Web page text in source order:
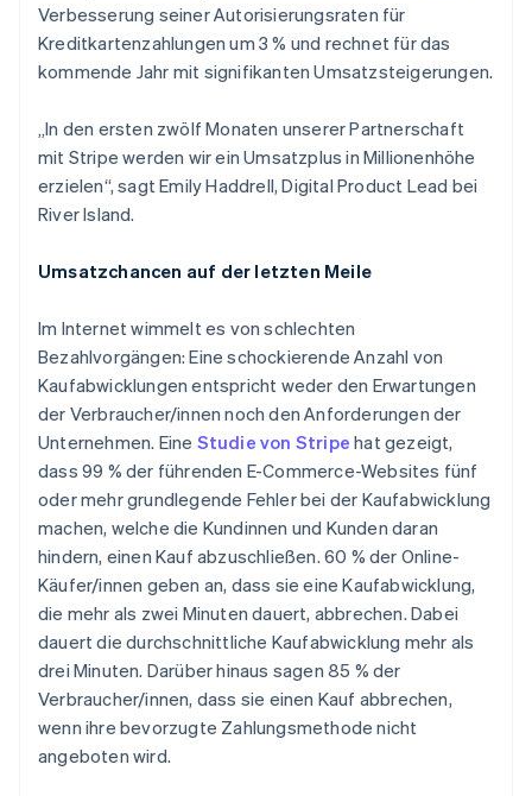
Verbesserung seiner Autorisierungsraten für
Kreditkartenzahlungen um 3 % und rechnet für das
kommende Jahr mit signifikanten Umsatzsteigerungen.
„In den ersten zwölf Monaten unserer Partnerschaft
mit Stripe werden wir ein Umsatzplus in Millionenhöhe
erzielen“, sagt Emily Haddrell, Digital Product Lead bei
River Island.
Umsatzchancen auf der letzten Meile
Im Internet wimmelt es von schlechten
Bezahlvorgängen: Eine schockierende Anzahl von
Kaufabwicklungen entspricht weder den Erwartungen
der Verbraucher/innen noch den Anforderungen der
Unternehmen. Eine Studie von Stripe hat gezeigt,
dass 99 % der führenden E-Commerce-Websites fünf
oder mehr grundlegende Fehler bei der Kaufabwicklung
machen, welche die Kundinnen und Kunden daran
hindern, einen Kauf abzuschließen. 60 % der Online-
Käufer/innen geben an, dass sie eine Kaufabwicklung,
die mehr als zwei Minuten dauert, abbrechen. Dabei
dauert die durchschnittliche Kaufabwicklung mehr als
drei Minuten. Darüber hinaus sagen 85 % der
Verbraucher/innen, dass sie einen Kauf abbrechen,
wenn ihre bevorzugte Zahlungsmethode nicht
angeboten wird.
Liechtenstein
DeutschEnglish
Litauen
English
FrançaisDeutschEnglish
Malaysia
English简体中文
Malta
English
Mexiko
Español English
English
Niederlande
NederlandsEnglish
Norwegen
English
Österreich
DeutschEnglish
Polen
English
Portugal
Português English
Rumänien
English
Schweden
SvenskaEnglish
Schweiz
DeutschFrançais Italiano English
Singapur
English简体中文